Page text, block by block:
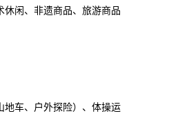
闲、非遗商品、旅游商品
地车、户外探险）、体操运